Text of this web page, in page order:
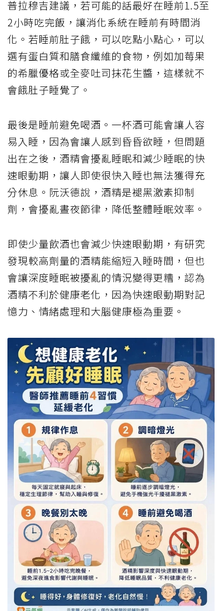
普拉穆吉建議，若可能的話最好在睡前1.5至
2小時吃完飯，讓消化系統在睡前有時間消
化。若睡前肚子餓，可以吃點小點心，可以
選有蛋白質和膳食纖維的食物，例如加莓果
的希臘優格或全麥吐司抹花生醬，這樣就不
會餓肚子睡覺了。
最後是睡前避免喝酒。一杯酒可能會讓人容
易入睡，因為會讓人感到昏昏欲睡，但問題
出在之後，酒精會擾亂睡眠和減少睡眠的快
速眼動期，讓人即使很快入睡也無法獲得充
分休息。阮沃德說，酒精是褪黑激素抑制
劑，會擾亂晝夜節律，降低整體睡眠效率。
即使少量飲酒也會減少快速眼動期，有研究
發現較高劑量的酒精能縮短入睡時間，但也
會讓深度睡眠被擾亂的情況變得更糟，認為
酒精不利於健康老化，因為快速眼動期對記
憶力、情緒處理和大腦健康極為重要。